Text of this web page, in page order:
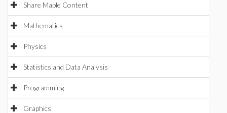
Share Maple Content
Mathematics
Physics
Statistics and Data Analysis
Programming
Graphics